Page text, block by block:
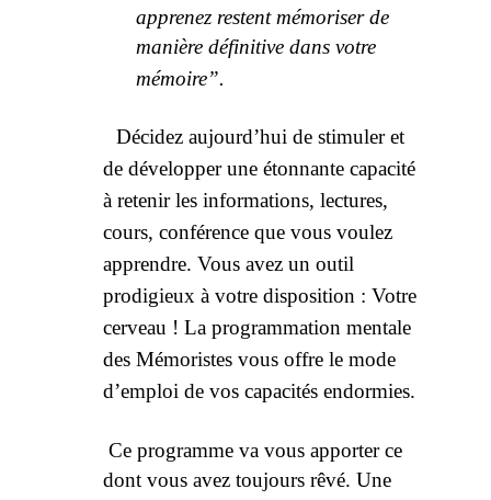
apprenez restent mémoriser de
manière définitive dans votre
mémoire”.
Décidez aujourd’hui de stimuler et
de développer une étonnante capacité
à retenir les informations, lectures,
cours, conférence que vous voulez
apprendre. Vous avez un outil
prodigieux à votre disposition : Votre
cerveau ! La programmation mentale
des Mémoristes vous offre le mode
d’emploi de vos capacités endormies.
Ce programme va vous apporter ce
dont vous avez toujours rêvé. Une